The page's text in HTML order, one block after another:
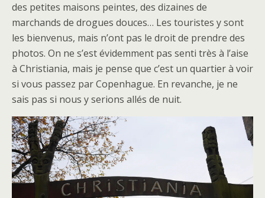
des petites maisons peintes, des dizaines de
marchands de drogues douces… Les touristes y sont
les bienvenus, mais n’ont pas le droit de prendre des
photos. On ne s’est évidemment pas senti très à l’aise
à Christiania, mais je pense que c’est un quartier à voir
si vous passez par Copenhague. En revanche, je ne
sais pas si nous y serions allés de nuit.